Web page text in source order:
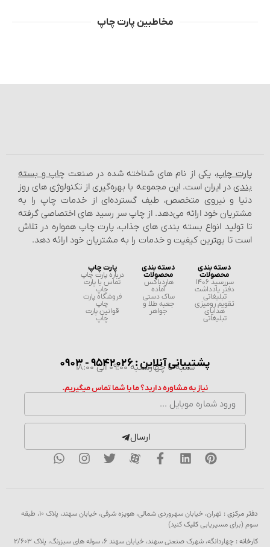
مخاطبین پارت چاپ
پارت چاپ، یکی از نام‌ های شناخته شده در صنعت چاپ و بسته‌
بندی در ایران است. این مجموعه با بهره‌گیری از تکنولوژی‌ های روز
دنیا و نیروی متخصص، طیف گسترده‌ای از خدمات چاپ را به
مشتریان خود ارائه می‌دهد. از چاپ سر رسید های اختصاصی گرفته
تا تولید انواع بسته‌ بندی‌ های جذاب، پارت چاپ همواره در تلاش
است تا بهترین کیفیت و خدمات را به مشتریان خود ارائه دهد.
دسته بندی
محصولات
سررسید 1406
دفتر یادداشت
تبلیغاتی
تقویم رومیزی
هدایای
تبلیغاتی
دسته بندی
محصولات
هاردباکس
آماده
ساک دستی
جعبه طلا و
جواهر
پارت چاپ
درباره پارت چاپ
تماس با پارت
چاپ
فروشگاه پارت
چاپ
قوانین پارت
چاپ
پشتیبانی آنلاین : 9542026 - 0903
شنبه تا چهارشنبه 09:00 الی 18:00
نیاز به مشاوره دارید؟ ما با شما تماس میگیریم.
ارسال
دفتر مرکزی :
تهران، خیابان سهروردی شمالی، هویزه شرقی، خیابان سهند، پلاک ۱۰، طبقه
سوم (برای مسیریابیکلیککنید)
کارخانه :
چهاردانگه، شهرک صنعتی سهند، خیابان سهند 6، سوله های سبزرنگ، پلاک 2/603